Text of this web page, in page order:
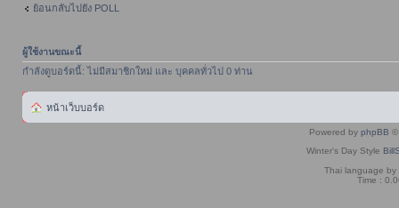
ย้อนกลับไปยัง POLL
ผู้ใช้งานขณะนี้
กำลังดูบอร์ดนี้: ไม่มีสมาชิกใหม่ และ บุคคลทั่วไป 0 ท่าน
หน้าเว็บบอร์ด
Powered by phpBB ©
Winter's Day Style
Thai language by
Time :